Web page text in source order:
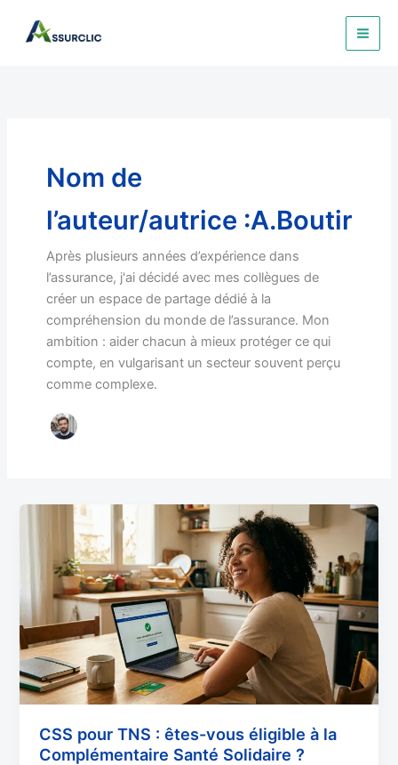
Nom de
l’auteur/autrice :A.Boutir
Après plusieurs années d’expérience dans
l’assurance, j'ai décidé avec mes collègues de
créer un espace de partage dédié à la
compréhension du monde de l’assurance. Mon
ambition : aider chacun à mieux protéger ce qui
compte, en vulgarisant un secteur souvent perçu
comme complexe.
CSS pour TNS : êtes-vous éligible à la
Complémentaire Santé Solidaire ?
TNS
êtes-
vous
éligible
à
la
Complémentaire
Santé
Solidaire